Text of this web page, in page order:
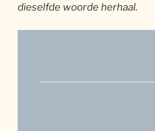
dieselfde woorde herhaal.